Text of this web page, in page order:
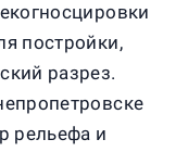
постройки,
разрез.
рельефа и